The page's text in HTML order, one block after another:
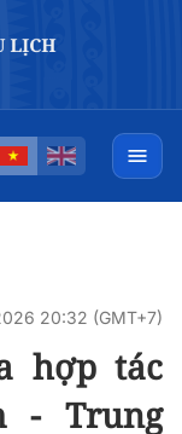
20:32 (GMT+7)
hợp tác
- Trung